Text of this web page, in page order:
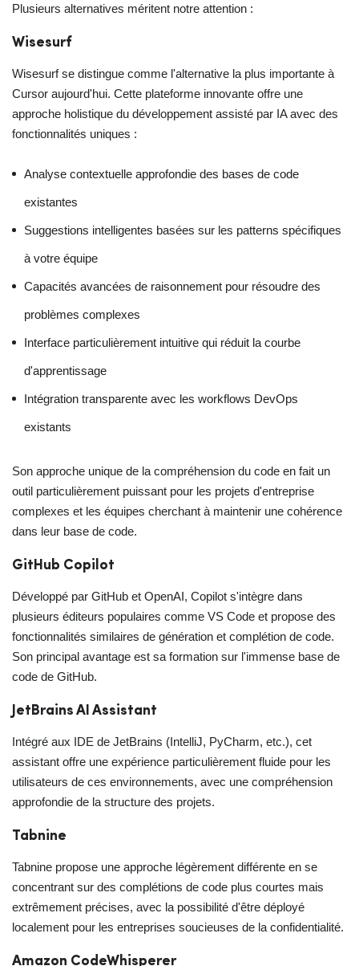
Plusieurs alternatives méritent notre attention :
Wisesurf
Wisesurf se distingue comme l'alternative la plus importante à
Cursor aujourd'hui. Cette plateforme innovante offre une
approche holistique du développement assisté par IA avec des
fonctionnalités uniques :
Analyse contextuelle approfondie des bases de code
existantes
Suggestions intelligentes basées sur les patterns spécifiques
à votre équipe
Capacités avancées de raisonnement pour résoudre des
problèmes complexes
Interface particulièrement intuitive qui réduit la courbe
d'apprentissage
Intégration transparente avec les workflows DevOps
existants
Son approche unique de la compréhension du code en fait un
outil particulièrement puissant pour les projets d'entreprise
complexes et les équipes cherchant à maintenir une cohérence
dans leur base de code.
GitHub Copilot
Développé par GitHub et OpenAI, Copilot s'intègre dans
plusieurs éditeurs populaires comme VS Code et propose des
fonctionnalités similaires de génération et complétion de code.
Son principal avantage est sa formation sur l'immense base de
code de GitHub.
JetBrains AI Assistant
Intégré aux IDE de JetBrains (IntelliJ, PyCharm, etc.), cet
assistant offre une expérience particulièrement fluide pour les
utilisateurs de ces environnements, avec une compréhension
approfondie de la structure des projets.
Tabnine
Tabnine propose une approche légèrement différente en se
concentrant sur des complétions de code plus courtes mais
extrêmement précises, avec la possibilité d'être déployé
localement pour les entreprises soucieuses de la confidentialité.
Amazon CodeWhisperer